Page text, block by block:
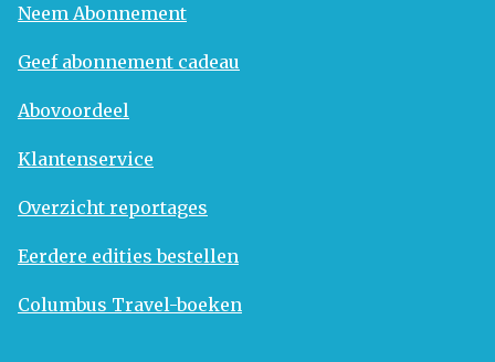
Neem Abonnement
Geef abonnement cadeau
Abovoordeel
Klantenservice
Overzicht reportages
Eerdere edities bestellen
Columbus Travel-boeken